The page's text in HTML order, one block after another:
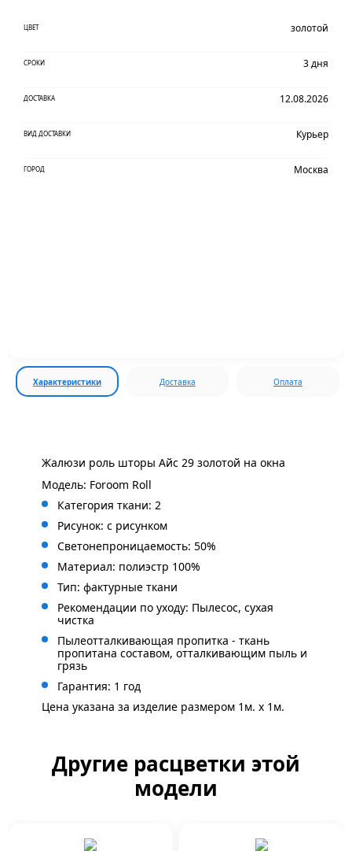
ЦВЕТ золотой
СРОКИ 3 дня
ДОСТАВКА 12.08.2026
ВИД ДОСТАВКИ Курьер
ГОРОД Москва
Характеристики Доставка Оплата
Жалюзи роль шторы Айс 29 золотой на окна
Модель: Foroom Roll
Категория ткани: 2
Рисунок: с рисунком
Светонепроницаемость: 50%
Материал: полиэстр 100%
Тип: фактурные ткани
Рекомендации по уходу: Пылесос, сухая
чистка
Пылеотталкивающая пропитка - ткань
пропитана составом, отталкивающим пыль и
грязь
Гарантия: 1 год
Цена указана за изделие размером 1м. x 1м.
Другие расцветки этой
модели